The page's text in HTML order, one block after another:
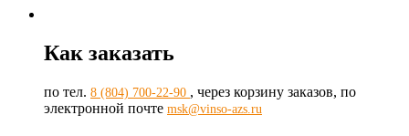
Как заказать
по тел. 8 (804) 700-22-90 , через корзину заказов, по
электронной почте msk@vinso-azs.ru